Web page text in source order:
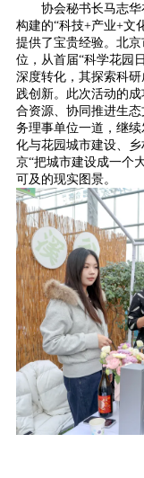
协会秘书长马志华
构建的“科技+产业+文
提供了宝贵经验。北
位，从首届“科学花园
深度转化，其探索科
践创新。此次活动的
合资源、协同推进生
务理事单位一道，继
化与花园城市建设、
京“把城市建设成一个
可及的现实图景。